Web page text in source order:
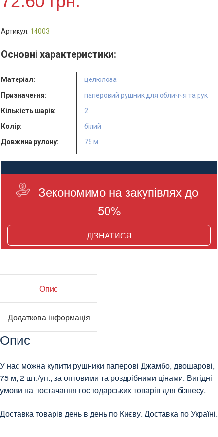
Артикул: 14003
Основні характеристики:
Матеріал:
целюлоза
Призначення:
паперовий рушник для обличчя та рук
Кількість шарів:
2
Колір:
білий
Довжина рулону:
75 м.
Ціна:
за 1 рулон
Виробник:
Papero
Зекономимо на закупівлях до
50%
ДІЗНАТИСЯ
Опис
Додаткова інформація
Опис
У нас можна купити рушники паперові Джамбо, двошарові,
75 м, 2 шт./уп., за оптовими та роздрібними цінами. Вигідні
умови на постачання господарських товарів для бізнесу.
Доставка товарів день в день по Києву. Доставка по Україні.